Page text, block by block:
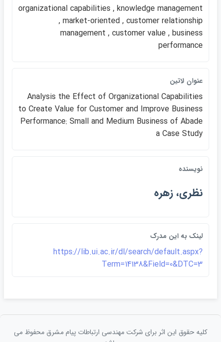
organizational capabilities , knowledge management
, market-oriented , customer relationship
management , customer value , business
performance
عنوان لاتين
Analysis the Effect of Organizational Capabilities
to Create Value for Customer an​d Improve Business
Performance: Small an​d Medium Business of Abade
a Case Study
نويسنده
نظري، زهره
لينک به اين مدرک
https://lib.ui.ac.ir/dl/search/default.aspx?
Term=14138&Field=0&DTC=3
کلیه حقوق این اثر برای شرکت مهندسی ارتباطات پيام مشرق محفوظ می